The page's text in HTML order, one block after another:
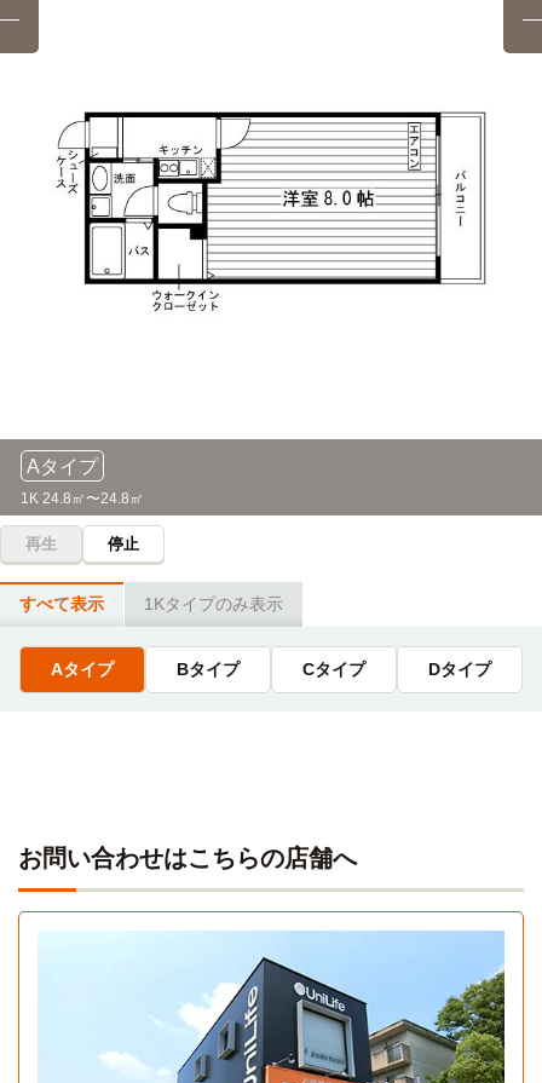
Aタイプ
1K 24.8㎡〜24.8㎡
再生 停止
すべて表示 1Kタイプのみ表示
Aタイプ Bタイプ Cタイプ Dタイプ
お問い合わせはこちらの店舗へ